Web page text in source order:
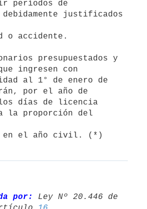
justificados
ingresen con
por el año de
la proporción del
por:
Ley Nº 20.446 de